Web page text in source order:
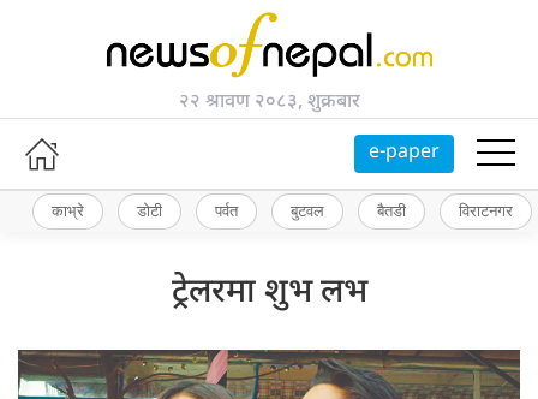
२२ श्रावण २०८३, शुक्रबार
e-paper
काभ्रे डोटी पर्वत बुटवल बैतडी विराटनगर
ट्रेलरमा शुभ लभ